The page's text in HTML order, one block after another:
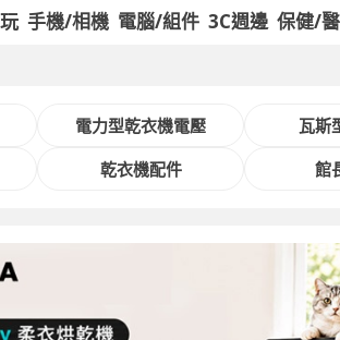
手機/相機 電腦/組件 3C週邊 保健/
電力型乾衣機電壓 瓦斯
乾衣機配件 館